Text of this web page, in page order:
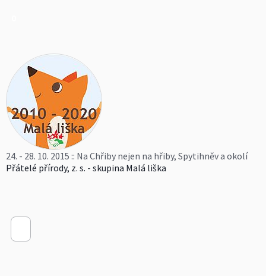
24. - 28. 10. 2015 :: Na Chřiby nejen na hřiby, Spytihněv a okolí
Přátelé přírody, z. s. - skupina Malá liška